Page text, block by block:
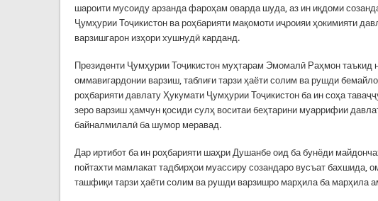
шароити мусоиду арзанда фароҳам оварда шуда, аз ин иқдоми
Ҷумҳурии Тоҷикистон ва роҳбарияти мақомоти иҷроияи ҳокимияти
варзишгарон изҳори хушнудӣ карданд.
Президенти Ҷумҳурии Тоҷикистон муҳтарам Эмомалӣ Раҳмон таъкид
оммавигардонии варзиш, таблиғи тарзи ҳаёти солим ва рушди
роҳбарияти давлату Ҳукумати Ҷумҳурии Тоҷикистон ба ин соҳа
зеро варзиш ҳамчун қосиди сулҳ воситаи беҳтарини муаррифии
байналмилалӣ ба шумор меравад.
Дар иртибот ба ин роҳбарияти шаҳри Душанбе оид ба бунёди
пойтахти мамлакат тадбирҳои муассиру созандаро вусъат бахшида,
ташфиқи тарзи ҳаёти солим ва рушди варзишро марҳила ба марҳила